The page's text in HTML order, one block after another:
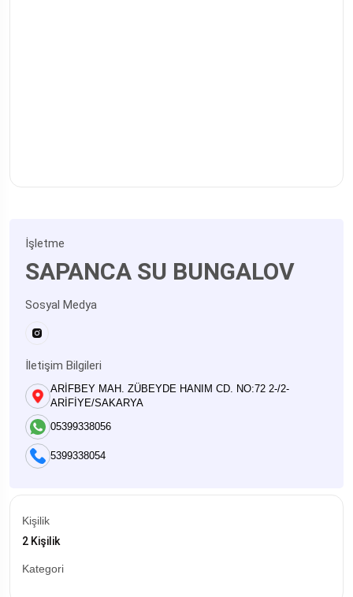
İşletme
SAPANCA SU BUNGALOV
Sosyal Medya
İletişim Bilgileri
ARİFBEY MAH. ZÜBEYDE HANIM CD. NO:72 2-/2-
ARİFİYE/SAKARYA
05399338056
5399338054
Kişilik
2 Kişilik
Kategori